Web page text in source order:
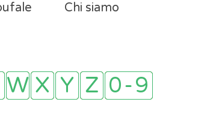
Chi siamo